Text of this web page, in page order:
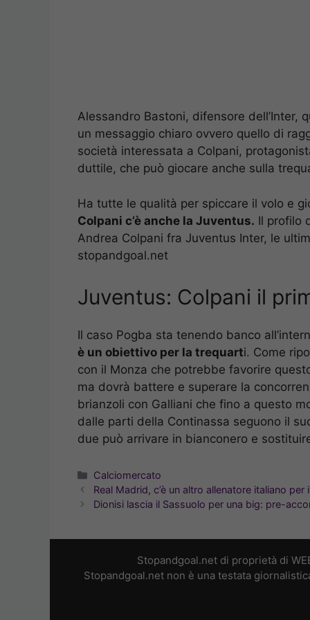
Alessandro Bastoni, difensore dell’Inter,
un messaggio chiaro ovvero quello di
società interessata a Colpani,
duttile, che può giocare anche sulla
Ha tutte le qualità per spiccare il volo e
Colpani c’è anche la Juventus. Il profilo
Andrea Colpani fra Juventus Inter, le
stopandgoal.net
Juventus: Colpani il
Il caso Pogba sta tenendo banco
è un obiettivo per la trequarti. Come
con il Monza che potrebbe favorire
ma dovrà battere e superare la
brianzoli con Galliani che fino a questo
dalle parti della Continassa seguono il
due può arrivare in bianconero e
Categorie
Calciomercato
Real Madrid, c’è un altro allenatore italiano
Dionisi lascia il Sassuolo per una big: pre-
Stopandgoal.net di proprietà di
Stopandgoal.net non è una testata